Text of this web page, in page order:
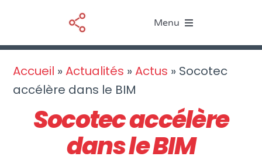
contenu
Menu
Le BIM
Nos services
Ressources
Accueil »Actualités »Actus » Socotec
accélère dans le BIM
Socotec accélère
dans le BIM